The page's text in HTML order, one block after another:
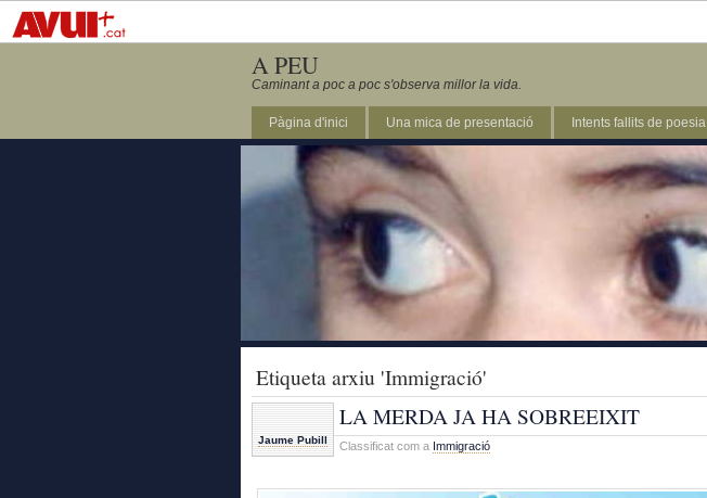
A PEU
Caminant a poc a poc s'observa millor la vida.
Pàgina d'inici Una mica de presentació Intents fallits de poesia
Etiqueta arxiu 'Immigració'
Jaume Pubill
LA MERDA JA HA SOBREEIXIT
Classificat com a Immigració